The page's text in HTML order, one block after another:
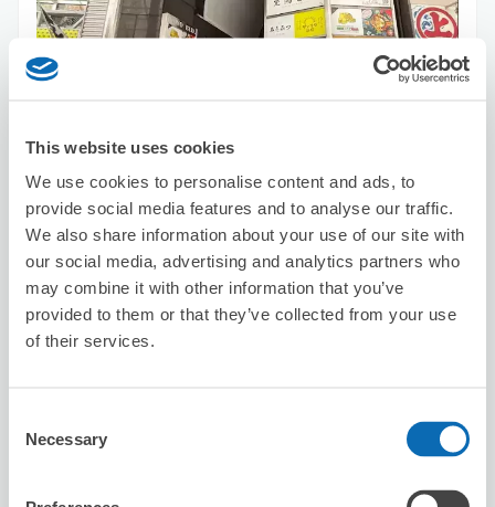
This website uses cookies
We use cookies to personalise content and ads, to
provide social media features and to analyse our traffic.
We also share information about your use of our site with
our social media, advertising and analytics partners who
may combine it with other information that you’ve
provided to them or that they’ve collected from your use
of their services.
Selection
Necessary
可保管的行李數
行李箱尺寸: 3 手提包尺寸:0
利用可能時間
8/9日 8/10一 8/11二 8/12三 8/13四 8/14五 8/15 六
預約此店舖
从sannnomiya站步行1分钟。